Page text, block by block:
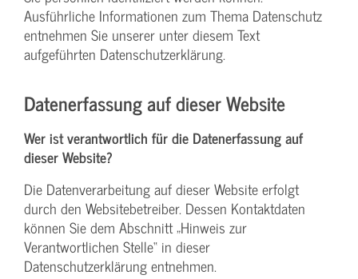
Ausführliche Informationen zum Thema Datenschutz
entnehmen Sie unserer unter diesem Text
aufgeführten Datenschutzerklärung.
Datenerfassung auf dieser Website
Wer ist verantwortlich für die Datenerfassung auf
dieser Website?
Die Datenverarbeitung auf dieser Website erfolgt
durch den Websitebetreiber. Dessen Kontaktdaten
können Sie dem Abschnitt „Hinweis zur
Verantwortlichen Stelle“ in dieser
Datenschutzerklärung entnehmen.